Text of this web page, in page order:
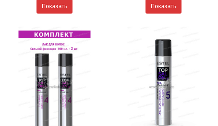
Показать Показать